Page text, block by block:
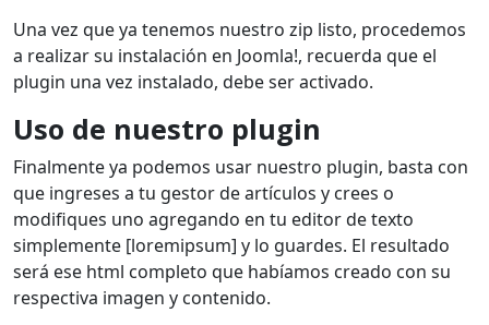
Una vez que ya tenemos nuestro zip listo, procedemos
a realizar su instalación en Joomla!, recuerda que el
plugin una vez instalado, debe ser activado.
Uso de nuestro plugin
Finalmente ya podemos usar nuestro plugin, basta con
que ingreses a tu gestor de artículos y crees o
modifiques uno agregando en tu editor de texto
simplemente [loremipsum] y lo guardes. El resultado
será ese html completo que habíamos creado con su
respectiva imagen y contenido.